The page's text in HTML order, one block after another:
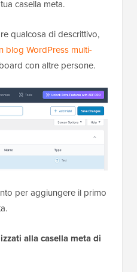
casella meta.
qualcosa di descrittivo,
blog WordPress multi-
con altre persone.
per aggiungere il primo
alla casella meta di